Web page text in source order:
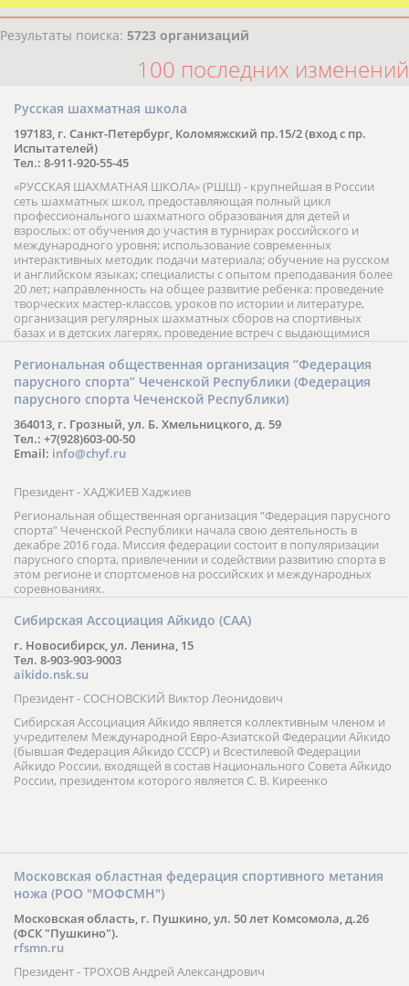
Результаты поиска: 5723 организаций
100 последних изменений
Русская шахматная школа
197183, г. Санкт-Петербург, Коломяжский пр.15/2 (вход с пр.
Испытателей)
Тел.: 8-911-920-55-45
«РУССКАЯ ШАХМАТНАЯ ШКОЛА» (РШШ) - крупнейшая в России
сеть шахматных школ, предоставляющая полный цикл
профессионального шахматного образования для детей и
взрослых: от обучения до участия в турнирах российского и
международного уровня; использование современных
интерактивных методик подачи материала; обучение на русском
и английском языках; специалисты с опытом преподавания более
20 лет; направленность на общее развитие ребенка: проведение
творческих мастер-классов, уроков по истории и литературе,
организация регулярных шахматных сборов на спортивных
базах и в детских лагерях, проведение встреч с выдающимися
шахматистами; корпоративное обучение; онлайн обучение в
форме вебинаров и индивидуальных занятий, круглые столы
российских и международных тренеров, организация фестивалей;
онлайн трансляция мероприятий и турниров.
Региональная общественная организация “Федерация
парусного спорта” Чеченской Республики (Федерация
парусного спорта Чеченской Республики)
364013, г. Грозный, ул. Б. Хмельницкого, д. 59
Тел.: +7(928)603-00-50
Email: info@chyf.ru
Президент - ХАДЖИЕВ Хаджиев
Региональная общественная организация “Федерация парусного
спорта” Чеченской Республики начала свою деятельность в
декабре 2016 года. Миссия федерации состоит в популяризации
парусного спорта, привлечении и содействии развитию спорта в
этом регионе и спортсменов на российских и международных
соревнованиях.
Сибирская Ассоциация Айкидо (САА)
г. Новосибирск, ул. Ленина, 15
Тел. 8-903-903-9003
aikido.nsk.su
Президент - СОСНОВСКИЙ Виктор Леонидович
Сибирская Ассоциация Айкидо является коллективным членом и
учредителем Международной Евро-Азиатской Федерации Айкидо
(бывшая Федерация Айкидо СССР) и Всестилевой Федерации
Айкидо России, входящей в состав Национального Совета Айкидо
России, президентом которого является С. В. Киреенко
Московская областная федерация спортивного метания
ножа (РОО "МОФСМН")
Московская область, г. Пушкино, ул. 50 лет Комсомола, д.26
(ФСК "Пушкино").
rfsmn.ru
Президент - ТРОХОВ Андрей Александрович